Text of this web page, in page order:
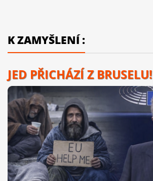
K ZAMYŠLENÍ :
JED PŘICHÁZÍ Z BRUSELU!